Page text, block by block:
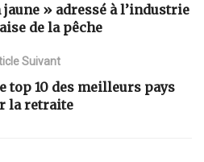
jaune » adressé à l’industrie
de la pêche
Suivant
top 10 des meilleurs pays
la retraite